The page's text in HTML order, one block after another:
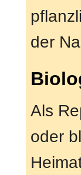
der
Als
oder